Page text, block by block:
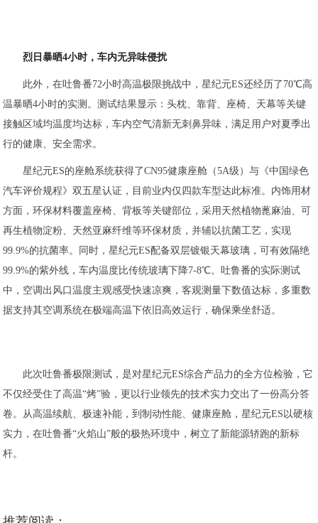
烈日暴晒4小时，车内无异味侵扰
此外，在吐鲁番72小时高温极限挑战中，星纪元ES还经历了70℃高
温暴晒4小时的实测。测试结果显示：头枕、靠背、座椅、天幕等关键
接触区域均温度均达标，车内空气清新无刺鼻异味，满足用户对夏季出
行的健康、安全需求。
星纪元ES的座舱系统获得了CN95健康座舱（5A级）与《中国绿色
汽车评价规程》双五星认证，目前业内仅四款车型达此标准。内饰用材
方面，环保材料覆盖座椅、背板等关键部位，采用天然植物蓖麻油、可
再生植物淀粉、天然亚麻纤维等环保材质，并辅以抗菌工艺，实现
99.9%的抗菌率。同时，星纪元ES配备双层镀银天幕玻璃，可有效隔绝
99.9%的紫外线，车内温度比传统玻璃下降7-8℃。吐鲁番的实际测试
中，空调出风口温度主观感受快速凉爽，客观测量下数值达标，多重数
据支持其空调系统在极端高温下依旧高效运行，确保乘坐舒适。
此次吐鲁番极限测试，是对星纪元ES综合产品力的全方位检验，它
不仅经受住了高温“烤”验，更以行业领先的技术实力交出了一份高分答
卷。从高温续航、极速补能，到制动性能、健康座舱，星纪元ES以硬核
实力，在吐鲁番“火焰山”般的极热环境中，树立了新能源轿跑的新标
杆。